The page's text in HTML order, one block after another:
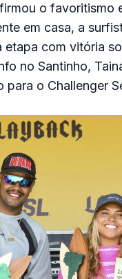
o favoritismo
em casa, a
com vitória
no Santinho,
o Challenger